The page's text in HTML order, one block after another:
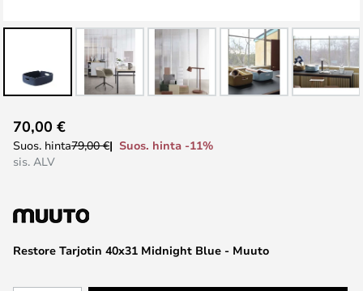
to
the
the
gallery
Restore Tarjotin 40x31 Midnight Blue - Muuto
70,00 €
Suos. hinta79,00 €
Suos. hinta -11%
sis. ALV